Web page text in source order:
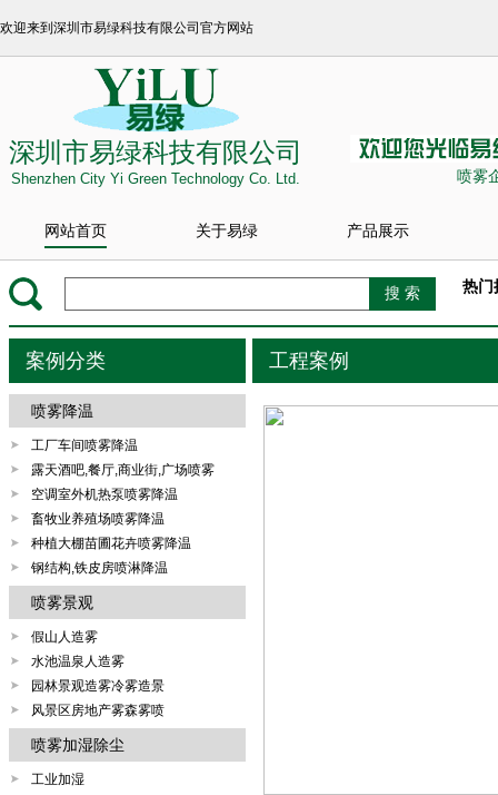
欢迎来到深圳市易绿科技有限公司官方网站
深圳市易绿科技有限公司
Shenzhen City Yi Green Technology Co. Ltd. 喷雾
网站首页 关于易绿 产品展示
热门
案例分类
喷雾降温
工厂车间喷雾降温
露天酒吧,餐厅,商业街,广场喷雾
空调室外机热泵喷雾降温
畜牧业养殖场喷雾降温
种植大棚苗圃花卉喷雾降温
钢结构,铁皮房喷淋降温
喷雾景观
假山人造雾
水池温泉人造雾
园林景观造雾冷雾造景
风景区房地产雾森雾喷
喷雾加湿除尘
工业加湿
工程案例